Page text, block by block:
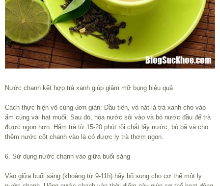
Nước chanh kết hợp trà xanh giúp giảm mỡ bụng hiệu quả
Cách thực hiện vô cùng đơn giản: Đầu tiên, vò nát lá trà xanh cho vào
ấm cùng vài hạt muối. Sau đó, hòa nước sôi vào và bỏ nước đầu để trà
được ngon hơn. Hãm trà từ 15-20 phút rồi chắt lấy nước, bỏ bã và cho
thêm nước cốt chanh vào là có được ly trà thơm ngon.
6. Sử dụng nước chanh vào giữa buổi sáng
Vào giữa buổi sáng (khoảng từ 9-11h) hãy bổ sung cho cơ thể một ly